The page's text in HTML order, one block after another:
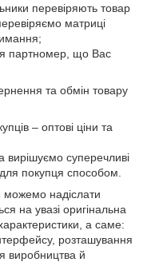
перевіряють товар
матриці
партномер, що Вас
та обмін товару
– оптові ціни та
вирішуємо суперечливі
покупця способом.
можемо надіслати
на увазі оригінальна
а саме:
розташування
виробництва й